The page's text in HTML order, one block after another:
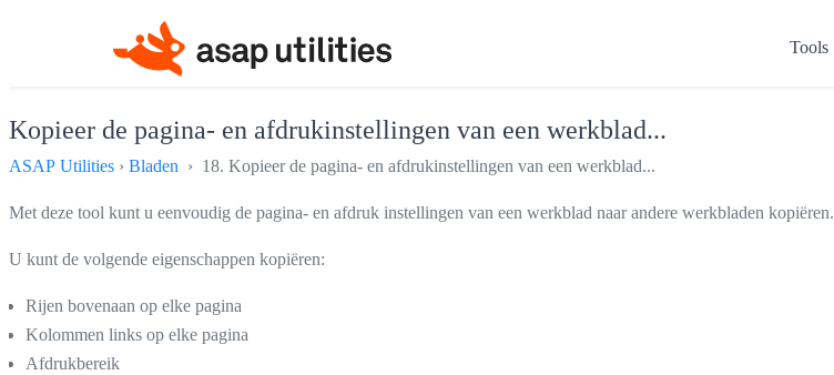
Tools
Kopieer de pagina- en afdrukinstellingen van een werkblad...
ASAP Utilities › Bladen › 18. Kopieer de pagina- en afdrukinstellingen van een werkblad...
Met deze tool kunt u eenvoudig de pagina- en afdruk instellingen van een werkblad naar andere werkbladen kopiëren.
U kunt de volgende eigenschappen kopiëren:
Rijen bovenaan op elke pagina
Kolommen links op elke pagina
Afdrukbereik